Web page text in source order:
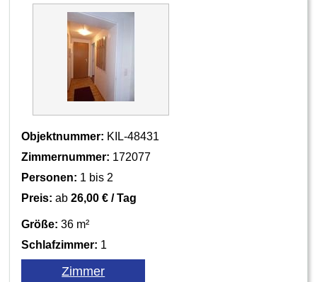
Objektnummer: KIL-48431
Zimmernummer: 172077
Personen: 1 bis 2
Preis: ab26,00 € / Tag
Größe: 36 m²
Schlafzimmer: 1